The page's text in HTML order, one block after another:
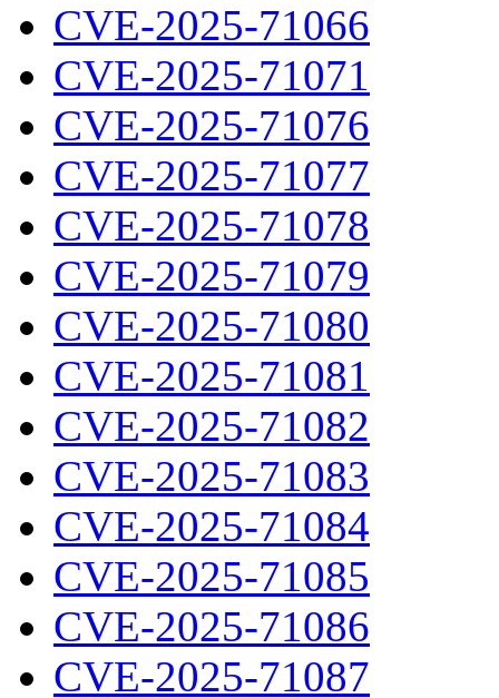
CVE-2025-71066
CVE-2025-71071
CVE-2025-71076
CVE-2025-71077
CVE-2025-71078
CVE-2025-71079
CVE-2025-71080
CVE-2025-71081
CVE-2025-71082
CVE-2025-71083
CVE-2025-71084
CVE-2025-71085
CVE-2025-71086
CVE-2025-71087